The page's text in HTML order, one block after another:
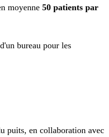
moyenne 50 patients par
bureau pour les
puits, en collaboration avec